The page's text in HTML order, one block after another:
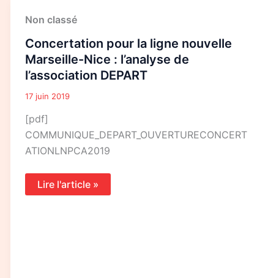
Non classé
Concertation pour la ligne nouvelle
Marseille-Nice : l’analyse de
l’association DEPART
17 juin 2019
[pdf]
COMMUNIQUE_DEPART_OUVERTURECONCERT
ATIONLNPCA2019
Concertation
pour
ligne
nouvelle
Marseille-
Nice
l’analyse
l’association
DEPART
Lire l'article »